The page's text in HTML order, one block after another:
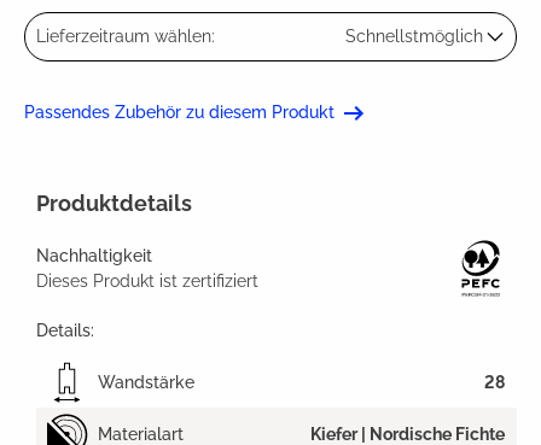
Lieferzeitraum wählen: Schnellstmöglich
Passendes Zubehör zu diesem Produkt
Produktdetails
Nachhaltigkeit
Dieses Produkt ist zertifiziert
Details:
Wandstärke 28
Materialart Kiefer | Nordische Fichte